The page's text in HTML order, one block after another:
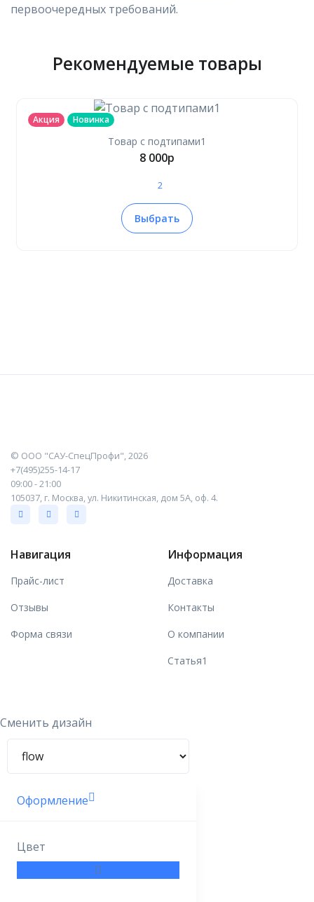
первоочередных требований.
Рекомендуемые товары
Акция Новинка
Товар с подтипами1
8 000p
2
Выбрать
© ООО "САУ-СпецПрофи", 2026
+7(495)255-14-17
09:00 - 21:00
105037, г. Москва, ул. Никитинская, дом 5А, оф. 4.
Навигация
Прайс-лист
Отзывы
Форма связи
Информация
Доставка
Контакты
О компании
Статья1
Сменить дизайн
Оформление
Цвет
Консультант
Сейчас недоступен